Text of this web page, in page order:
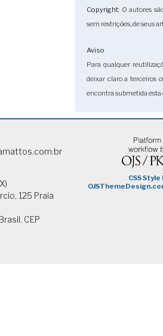
Copyright: O autores
sem restrições, de seus
Aviso
Para qualquer
deixar claro a terceiros
encontra submetida esta
125 Praia
CEP